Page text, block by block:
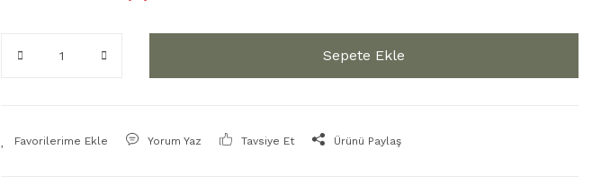
Sepete Ekle
Yorum Yaz Tavsiye Et Ürünü Paylaş